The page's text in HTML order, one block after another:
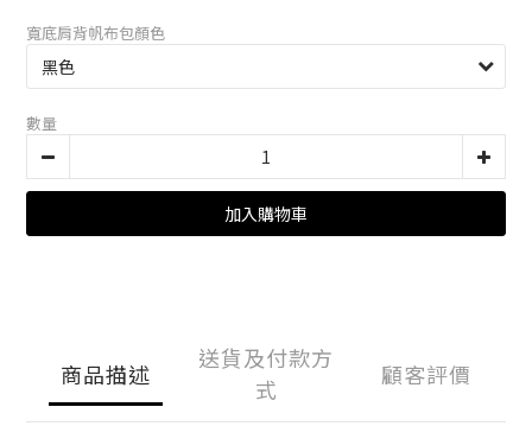
寬底肩背帆布包顏色
數量
加入購物車
商品描述
送貨及付款方
式
顧客評價